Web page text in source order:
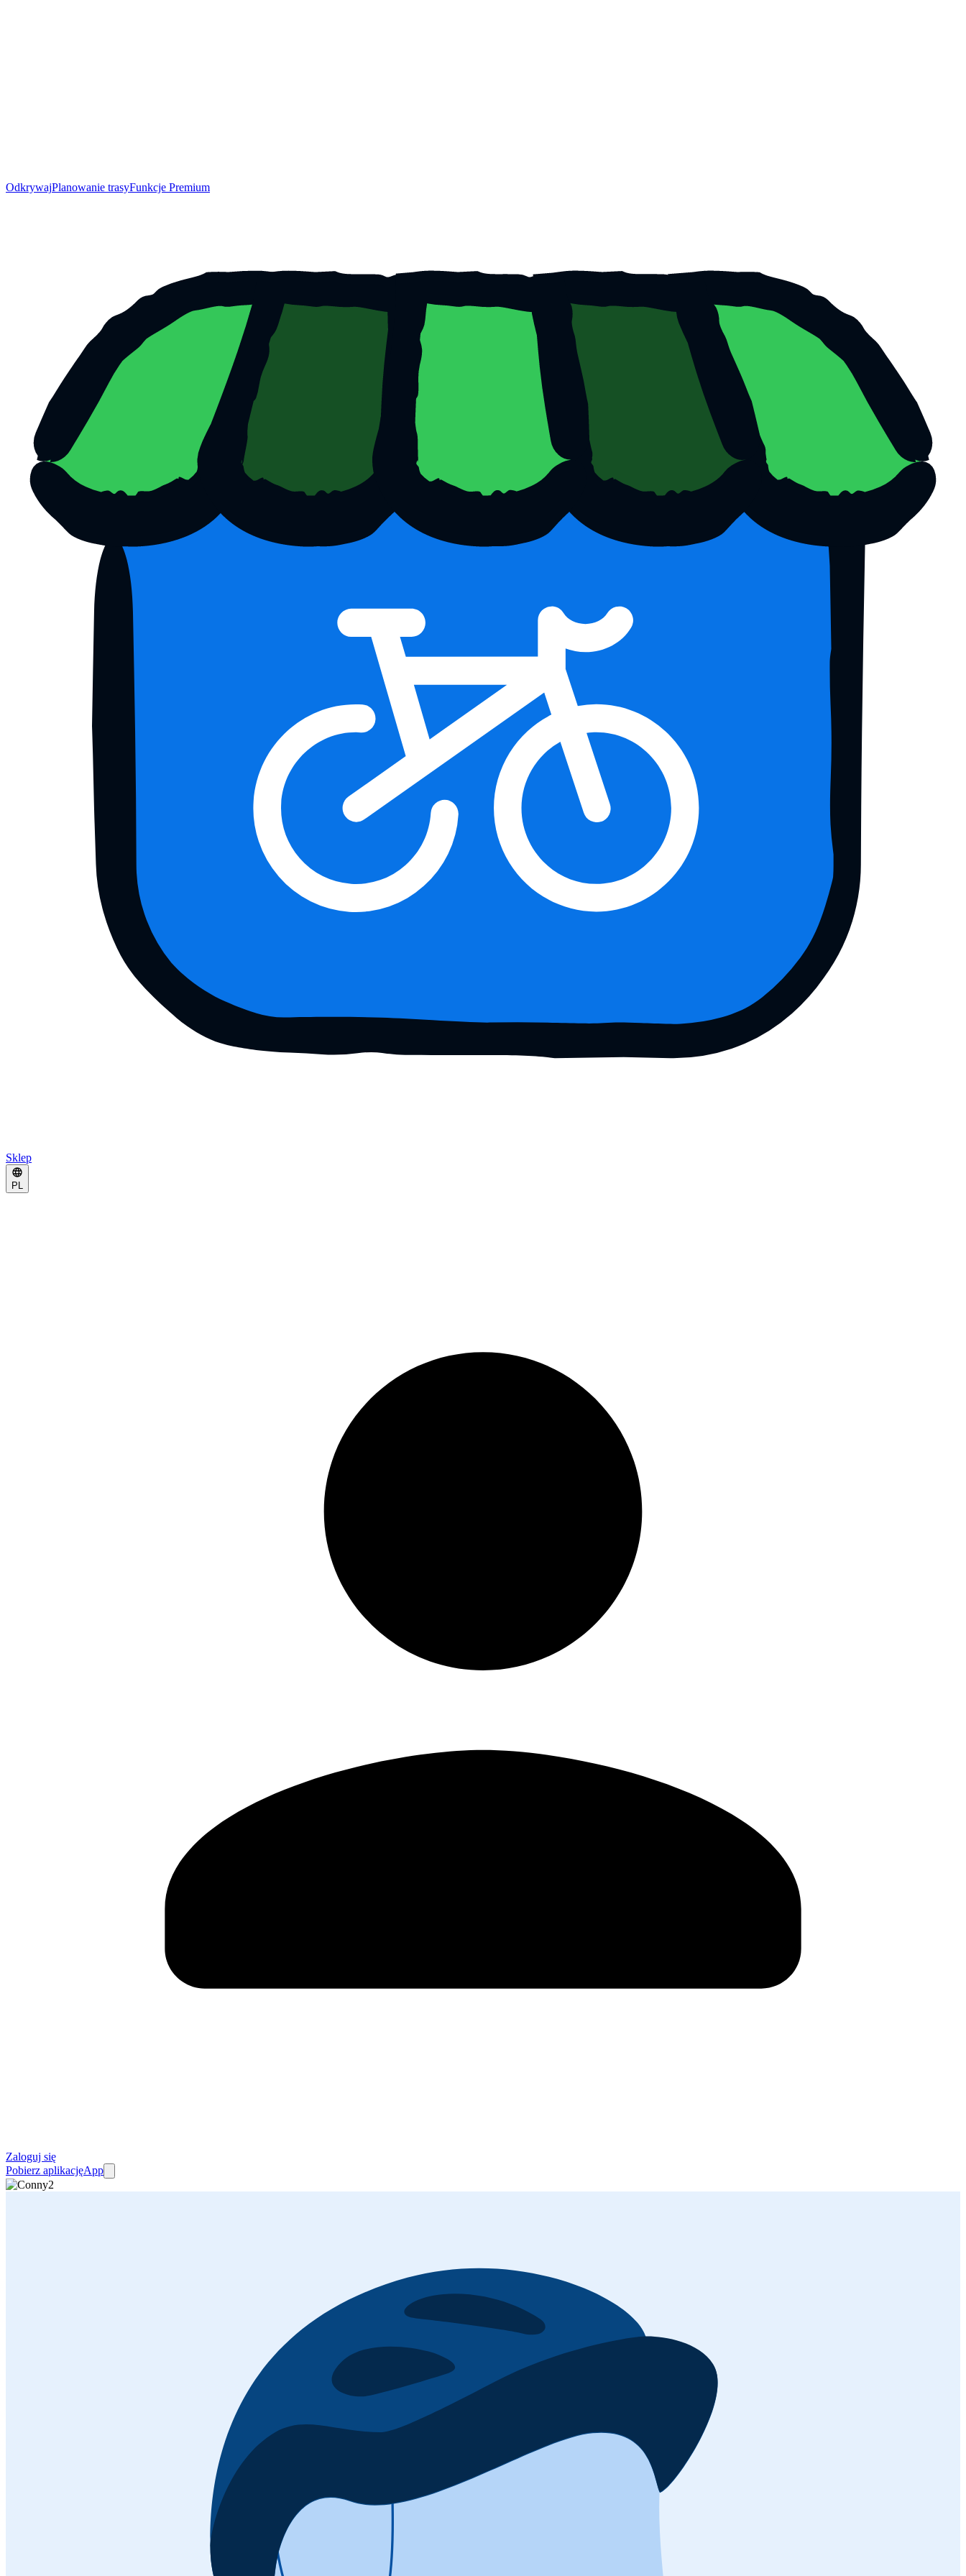
OdkrywajPlanowanie trasyFunkcje Premium
Sklep
PL
Zaloguj się
Pobierz aplikacjęApp